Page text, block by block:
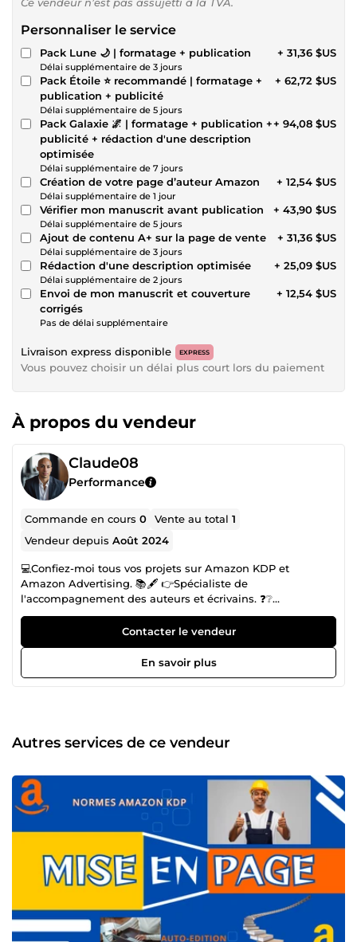
Personnaliser le service
Pack Lune 🌙 | formatage + publication
Délai supplémentaire de 3 jours
+ 31,36 $US
Pack Étoile ⭐️ recommandé | formatage +
publication + publicité
Délai supplémentaire de 5 jours
+ 62,72 $US
Pack Galaxie 🌌 | formatage + publication +
publicité + rédaction d'une description
optimisée
Délai supplémentaire de 7 jours
+ 94,08 $US
Création de votre page d’auteur Amazon
Délai supplémentaire de 1 jour
+ 12,54 $US
Vérifier mon manuscrit avant publication
Délai supplémentaire de 5 jours
+ 43,90 $US
Ajout de contenu A+ sur la page de vente
Délai supplémentaire de 3 jours
+ 31,36 $US
Rédaction d'une description optimisée
Délai supplémentaire de 2 jours
+ 25,09 $US
Envoi de mon manuscrit et couverture
corrigés
Pas de délai supplémentaire
+ 12,54 $US
Livraison express disponible EXPRESS
Vous pouvez choisir un délai plus court lors du paiement
À propos du vendeur
Claude08
Performance
Commande en cours0 Vente au total1
Vendeur depuisAoût 2024
💻Confiez-moi tous vos projets sur Amazon KDP et
Amazon Advertising. 📚️🖋️ 👉️Spécialiste de
l'accompagnement des auteurs et écrivains. ❓️❔️
&quot;Réaliser le rêve de mes clients est ma mission&quot;
Contacter le vendeur
En savoir plus
Autres services de ce vendeur